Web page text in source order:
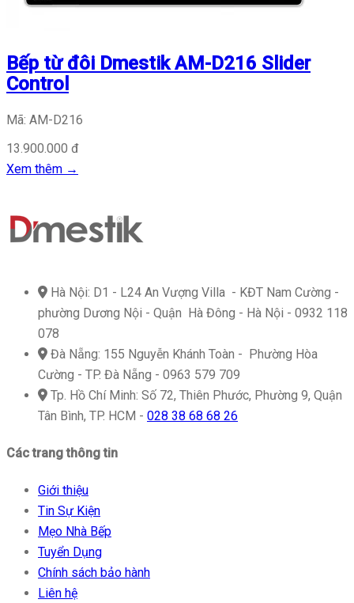
Bếp từ đôi Dmestik AM-D216 Slider
Control
Mã: AM-D216
13.900.000 đ
Xem thêm →
icon
Hà Nội: D1 - L24 An Vượng Villa - KĐT Nam Cường -
phường Dương Nội - Quận Hà Đông - Hà Nội - 0932 118
078
icon
Đà Nẵng: 155 Nguyễn Khánh Toàn - Phường Hòa
Cường - TP. Đà Nẵng - 0963 579 709
icon
Tp. Hồ Chí Minh: Số 72, Thiên Phước, Phường 9, Quận
Tân Bình, TP. HCM - 028 38 68 68 26
Các trang thông tin
Giới thiệu
Tin Sự Kiện
Mẹo Nhà Bếp
Tuyển Dụng
Chính sách bảo hành
Liên hệ